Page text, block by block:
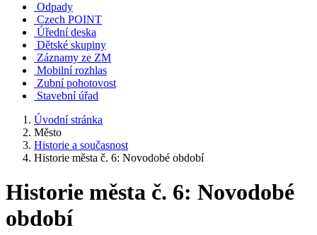
Odpady
Czech POINT
Úřední deska
Dětské skupiny
Záznamy ze ZM
Mobilní rozhlas
Zubní pohotovost
Stavební úřad
Úvodní stránka
Město
Historie a současnost
Historie města č. 6: Novodobé období
Historie města č. 6: Novodobé
období